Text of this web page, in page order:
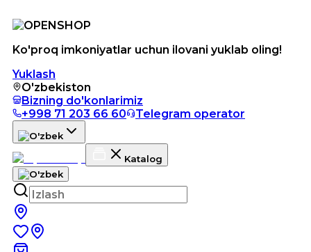
Ko'proq imkoniyatlar uchun ilovani yuklab oling!
Yuklash
O'zbekiston
Bizning do'konlarimiz
+998 71 203 66 60
Telegram operator
Katalog